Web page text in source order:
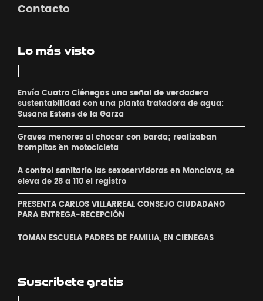
Contacto
Lo más visto
Envía Cuatro Ciénegas una señal de verdadera
sustentabilidad con una planta tratadora de agua:
Susana Estens de la Garza
Graves menores al chocar con barda; realizaban
´trompitos ´en motocicleta
A control sanitario las sexoservidoras en Monclova, se
eleva de 28 a 110 el registro
PRESENTA CARLOS VILLARREAL CONSEJO CIUDADANO
PARA ENTREGA-RECEPCIÓN
TOMAN ESCUELA PADRES DE FAMILIA, EN CIENEGAS
Suscribete gratis